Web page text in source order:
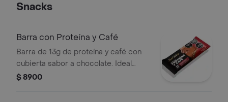
Snacks
Barra con Proteína y Café
Barra de 13g de proteína y café con
cubierta sabor a chocolate. Ideal
post-entrenamiento o para saciar el
$ 8900